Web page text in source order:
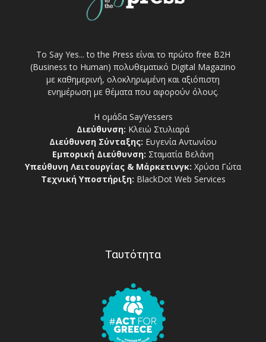
Το Say Yes... to the Press είναι το πρώτο free Β2Η
(Business to Human) πολυθεματικό Digital Magazino
με καθημερινή, ολοκληρωμένη και αξιόπιστη
ενημέρωση με θέματα που αφορούν όλους.
Η ομάδα SayYessers
Διεύθυνση: Κλειώ Στυλιαρά
Διεύθυνση Σύνταξης: Ευγενία Αντωνίου
Εμπορική Διεύθυνση: Σταματία Βελάνη
Υπεύθυνη Λειτουργίας & Μάρκετινγκ: Χρύσα Γώτα
Τεχνική Υποστήριξη: BlackDot Web Services
Ταυτότητα